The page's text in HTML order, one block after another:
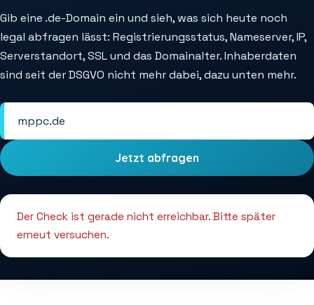
Gib eine .de-Domain ein und sieh, was sich heute noch
legal abfragen lässt: Registrierungsstatus, Nameserver, IP,
Serverstandort, SSL und das Domainalter. Inhaberdaten
sind seit der DSGVO nicht mehr dabei, dazu unten mehr.
Jetzt abfragen
Der Check ist gerade nicht erreichbar. Bitte später
erneut versuchen.